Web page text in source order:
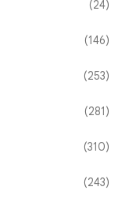
(24)
(146)
(253)
(281)
(310)
(243)